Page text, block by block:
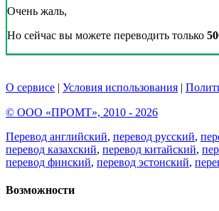
Очень жаль,
Но сейчас вы можете переводить только
О сервисе | Условия использования |
© ООО «ПРОМТ», 2010 - 2026
Перевод английский, перевод русский,
перевод казахский, перевод китайский,
перевод финский, перевод эстонский,
Возможности